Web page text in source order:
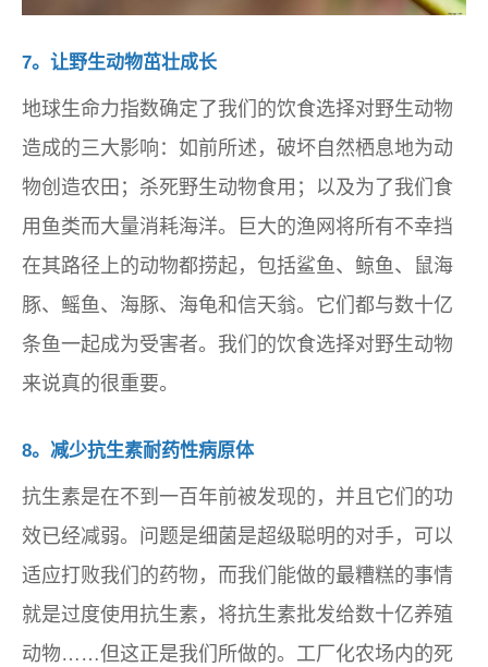
7。让野生动物茁壮成长
地球生命力指数确定了我们的饮食选择对野生动物
造成的三大影响：如前所述，破坏自然栖息地为动
物创造农田；杀死野生动物食用；以及为了我们食
用鱼类而大量消耗海洋。巨大的渔网将所有不幸挡
在其路径上的动物都捞起，包括鲨鱼、鲸鱼、鼠海
豚、鳐鱼、海豚、海龟和信天翁。它们都与数十亿
条鱼一起成为受害者。我们的饮食选择对野生动物
来说真的很重要。
8。减少抗生素耐药性病原体
抗生素是在不到一百年前被发现的，并且它们的功
效已经减弱。问题是细菌是超级聪明的对手，可以
适应打败我们的药物，而我们能做的最糟糕的事情
就是过度使用抗生素，将抗生素批发给数十亿养殖
动物……但这正是我们所做的。工厂化农场内的死